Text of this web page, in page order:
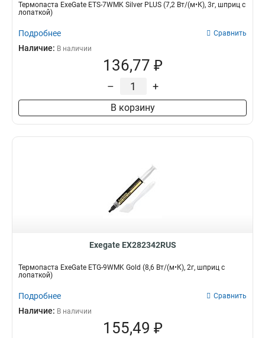
Термопаста ExeGate ETS-7WMK Silver PLUS (7,2 Вт/(м•К), 3г, шприц с
лопаткой)
Подробнее Сравнить
Наличие: В наличии
136,77 ₽
– +
В корзину
Exegate EX282342RUS
Термопаста ExeGate ETG-9WMK Gold (8,6 Вт/(м•К), 2г, шприц с
лопаткой)
Подробнее Сравнить
Наличие: В наличии
155,49 ₽